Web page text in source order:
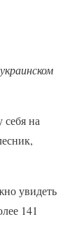
на
увидеть
141